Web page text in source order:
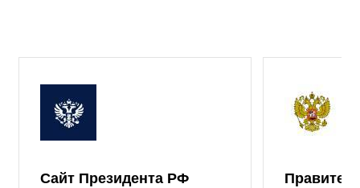
Сайт Президента РФ